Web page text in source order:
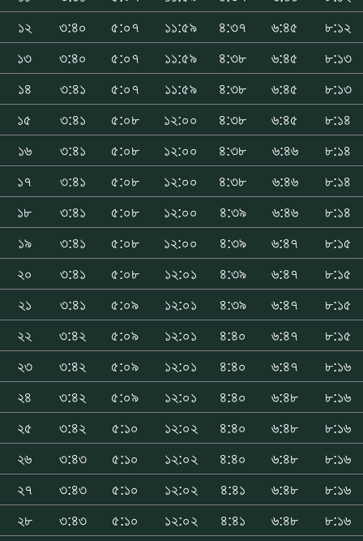
১২
৩:৪০ ৫:০৭ ১১:৫৯ ৪:৩৭ ৬:৪৫
৮:১২
১৩
৩:৪০ ৫:০৭ ১১:৫৯ ৪:৩৮ ৬:৪৫
৮:১৩
১৪
৩:৪১ ৫:০৭ ১১:৫৯ ৪:৩৮ ৬:৪৫
৮:১৩
১৫
৩:৪১ ৫:০৮ ১২:০০ ৪:৩৮ ৬:৪৫
৮:১৪
১৬
৩:৪১ ৫:০৮ ১২:০০ ৪:৩৮ ৬:৪৬
৮:১৪
১৭
৩:৪১ ৫:০৮ ১২:০০ ৪:৩৮ ৬:৪৬
৮:১৪
১৮
৩:৪১ ৫:০৮ ১২:০০ ৪:৩৯ ৬:৪৬
৮:১৪
১৯
৩:৪১ ৫:০৮ ১২:০০ ৪:৩৯ ৬:৪৭
৮:১৫
২০
৩:৪১ ৫:০৮ ১২:০১ ৪:৩৯ ৬:৪৭
৮:১৫
২১
৩:৪১ ৫:০৯ ১২:০১ ৪:৩৯ ৬:৪৭
৮:১৫
২২
৩:৪২ ৫:০৯ ১২:০১ ৪:৪০ ৬:৪৭
৮:১৫
২৩
৩:৪২ ৫:০৯ ১২:০১ ৪:৪০ ৬:৪৭
৮:১৬
২৪
৩:৪২ ৫:০৯ ১২:০১ ৪:৪০ ৬:৪৮
৮:১৬
২৫
৩:৪২ ৫:১০ ১২:০২ ৪:৪০ ৬:৪৮
৮:১৬
২৬
৩:৪৩ ৫:১০ ১২:০২ ৪:৪০ ৬:৪৮
৮:১৬
২৭
৩:৪৩ ৫:১০ ১২:০২ ৪:৪১ ৬:৪৮
৮:১৬
২৮
৩:৪৩ ৫:১০ ১২:০২ ৪:৪১ ৬:৪৮
৮:১৬